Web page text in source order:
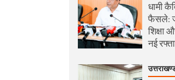
धामी
फैसले:
शिक्षा
नई